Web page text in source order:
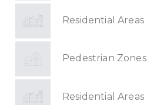
Residential Areas
Pedestrian Zones
Residential Areas